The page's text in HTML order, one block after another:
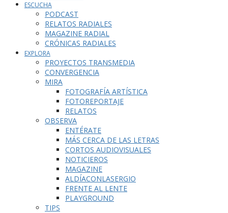
ESCUCHA
PODCAST
RELATOS RADIALES
MAGAZINE RADIAL
CRÓNICAS RADIALES
EXPLORA
PROYECTOS TRANSMEDIA
CONVERGENCIA
MIRA
FOTOGRAFÍA ARTÍSTICA
FOTOREPORTAJE
RELATOS
OBSERVA
ENTÉRATE
MÁS CERCA DE LAS LETRAS
CORTOS AUDIOVISUALES
NOTICIEROS
MAGAZINE
ALDÍACONLASERGIO
FRENTE AL LENTE
PLAYGROUND
TIPS